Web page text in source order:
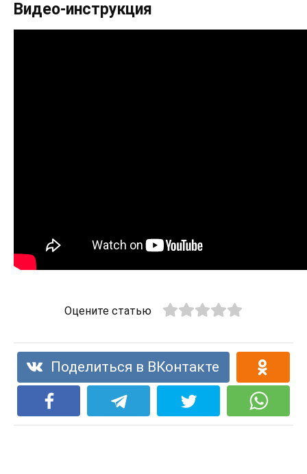
Видео-инструкция
Оцените статью
Поделиться в ВКонтакте